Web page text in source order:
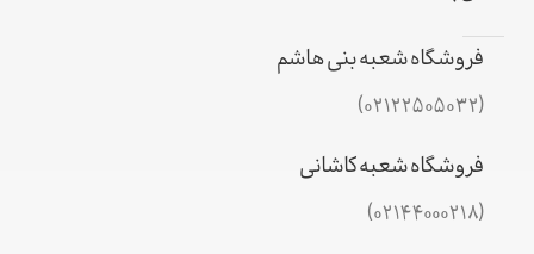
فروشگاه شعبه بنی هاشم
(02122505032)
فروشگاه شعبه کاشانی
(02144000218)